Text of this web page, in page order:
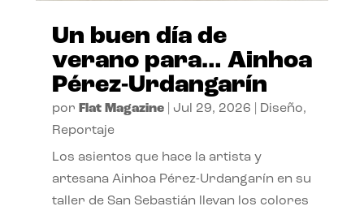
Un buen día de
verano para… Ainhoa
Pérez-Urdangarín
por Flat Magazine| Jul 29, 2026 Diseño,
Reportaje
Los asientos que hace la artista y
artesana Ainhoa Pérez-Urdangarín en su
taller de San Sebastián llevan los colores